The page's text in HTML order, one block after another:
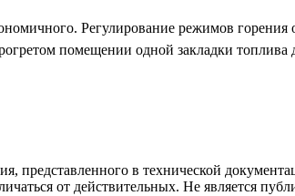
Регулирование режимов горения
помещении одной закладки топлива
представленного в технической
от действительных. Не является